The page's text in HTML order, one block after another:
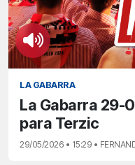
LA GABARRA
La Gabarra 29-
para Terzic
29/05/2026 • 15:29 •